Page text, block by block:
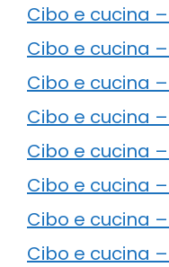
Cibo e cucina
Cibo e cucina
Cibo e cucina
Cibo e cucina
Cibo e cucina
Cibo e cucina
Cibo e cucina
Cibo e cucina